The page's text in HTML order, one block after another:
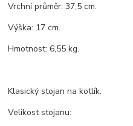
Vrchní průměr: 37,5 cm.
Výška: 17 cm.
Hmotnost: 6,55 kg.
Klasický stojan na kotlík.
Velikost stojanu: